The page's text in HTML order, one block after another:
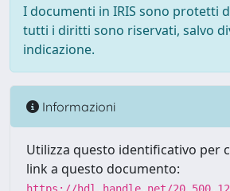
I documenti in IRIS sono protetti
tutti i diritti sono riservati, salvo
indicazione.
Informazioni
Utilizza questo identificativo per
link a questo documento: